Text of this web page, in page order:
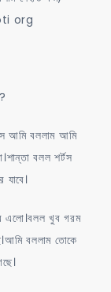
org
আমি বললাম আমি
বলল শর্টস
এলো।বলল খুব গরম
বললাম তোকে